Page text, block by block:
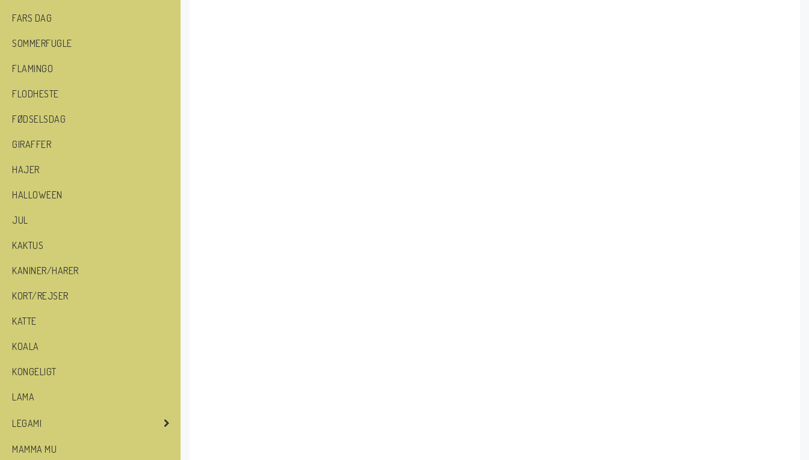
FARS DAG
SOMMERFUGLE
FLAMINGO
FLODHESTE
FØDSELSDAG
GIRAFFER
HAJER
HALLOWEEN
JUL
KAKTUS
KANINER/HARER
KORT/REJSER
KATTE
KOALA
KONGELIGT
LAMA
LEGAMI
MAMMA MU